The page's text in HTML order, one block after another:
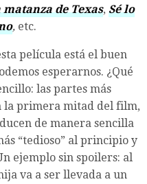
matanza de Texas, Sé lo
, etc.
película está el buen
esperarnos. ¿Qué
las partes más
la primera mitad del film,
de manera sencilla
“tedioso” al principio y
ejemplo sin spoilers: al
va a ser llevada a un